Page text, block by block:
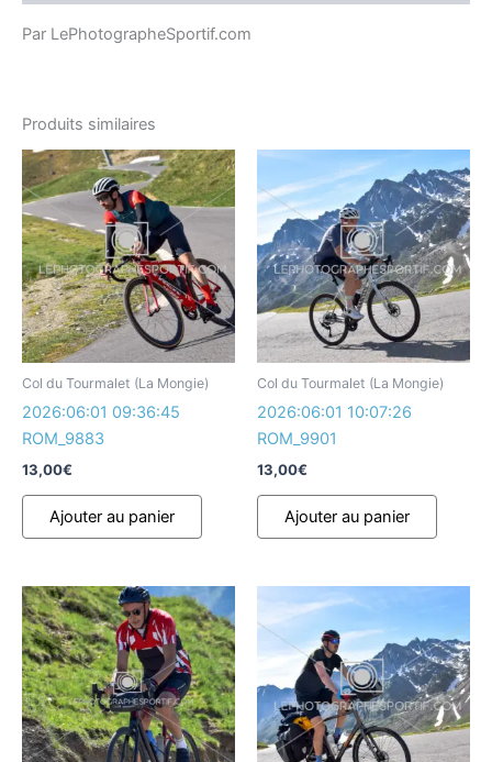
Par LePhotographeSportif.com
Produits similaires
Col du Tourmalet (La Mongie)
2026:06:01 09:36:45
ROM_9883
13,00€
Ajouter au panier
Col du Tourmalet (La Mongie)
2026:06:01 10:07:26
ROM_9901
13,00€
Ajouter au panier